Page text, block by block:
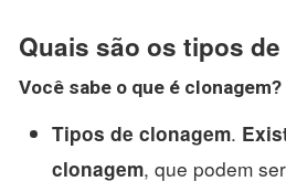
Quais são os tipos
Você sabe o que é clonagem?
Tipos de clonagem.
clonagem, que podem